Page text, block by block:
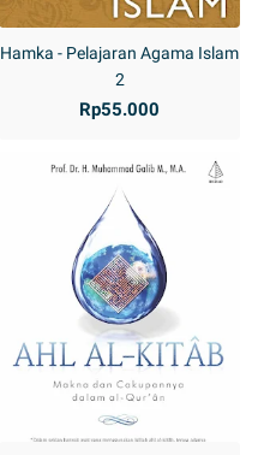
Hamka - Pelajaran Agama Islam
2
Rp55.000